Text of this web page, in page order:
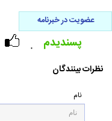
عضویت در خبرنامه
۰ پسندیدم
نظرات بینندگان
نام